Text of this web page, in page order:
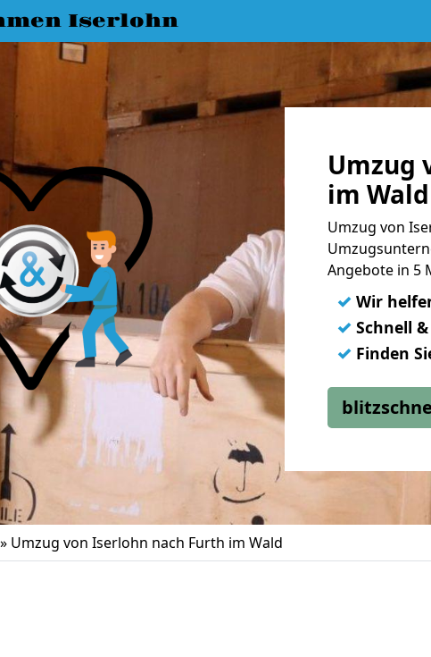
Iserlohn
Umzug
im
Umzug von
Angebote in 5
✓ Wir
✓ Schnell
✓ Finden
» Umzug von Iserlohn nach Furth im Wald